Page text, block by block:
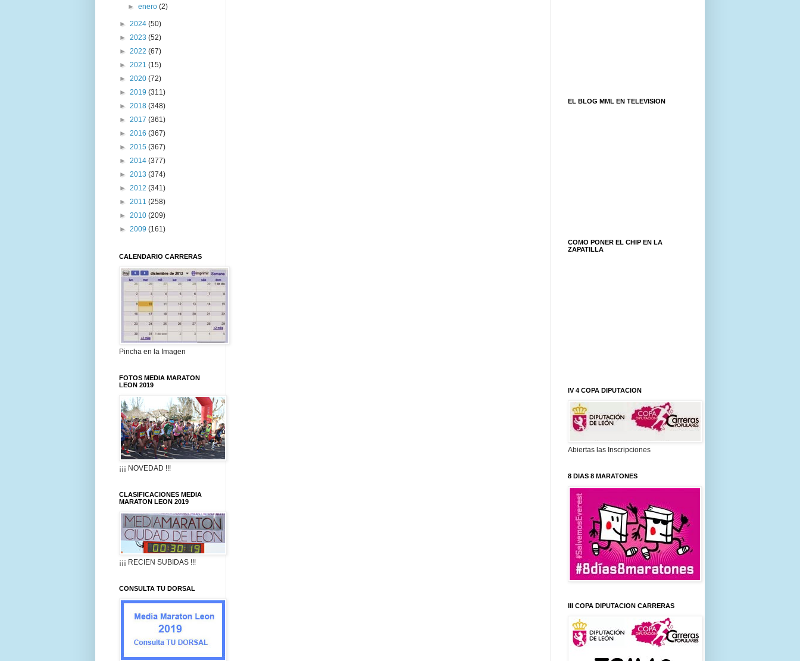
►enero(2)
► 2024 (50)
► 2023 (52)
► 2022 (67)
► 2021 (15)
► 2020 (72)
► 2019 (311)
► 2018 (348)
► 2017 (361)
► 2016 (367)
► 2015 (367)
► 2014 (377)
► 2013 (374)
► 2012 (341)
► 2011 (258)
► 2010 (209)
► 2009 (161)
CALENDARIO CARRERAS
Pincha en la Imagen
FOTOS MEDIA MARATON
LEON 2019
¡¡¡ NOVEDAD !!!
CLASIFICACIONES MEDIA
MARATON LEON 2019
¡¡¡ RECIEN SUBIDAS !!!
CONSULTA TU DORSAL
EL BLOG MML EN TELEVISION
COMO PONER EL CHIP EN LA
ZAPATILLA
IV 4 COPA DIPUTACION
Abiertas las Inscripciones
8 DIAS 8 MARATONES
III COPA DIPUTACION CARRERAS